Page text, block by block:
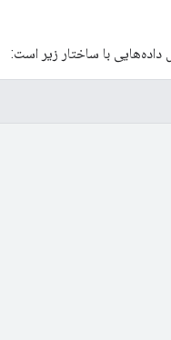
با ساختار زیر است: